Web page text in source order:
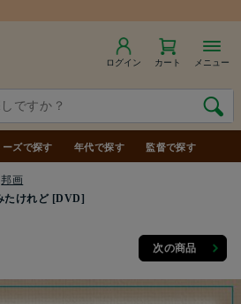
ログイン カート メニュー
ーズで探す 年代で探す 監督で探す
邦画
たけれど [DVD]
次の商品